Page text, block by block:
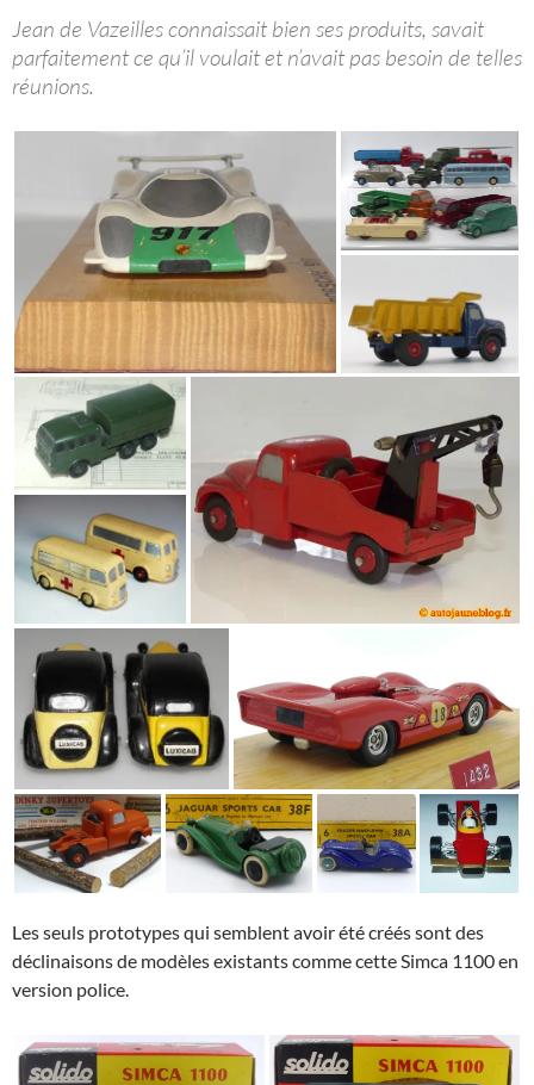
Jean de Vazeilles connaissait bien ses produits, savait
parfaitement ce qu’il voulait et n’avait pas besoin de telles
réunions.
Les seuls prototypes qui semblent avoir été créés sont des
déclinaisons de modèles existants comme cette Simca 1100 en
version police.